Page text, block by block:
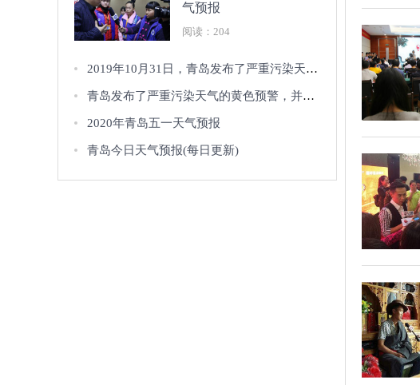
气预报
阅读：204
2019年10月31日，青岛发布了严重污染天气的橙色预警，并启动了二级应急响应
青岛发布了严重污染天气的黄色预警，并针对严重污染天气启动了三级应急响应
2020年青岛五一天气预报
青岛今日天气预报(每日更新)